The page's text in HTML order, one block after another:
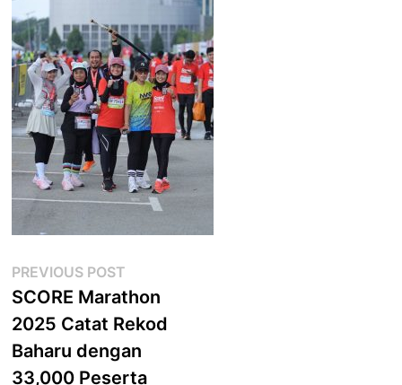
Post
navigation
PREVIOUS POST
post:
SCORE Marathon
2025 Catat Rekod
Baharu dengan
33,000 Peserta